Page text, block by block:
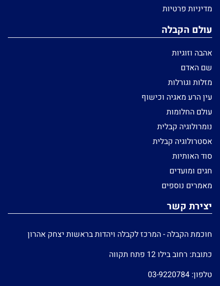
מדיניות פרטיות
עולם הקבלה
אהבה וזוגיות
שם האדם
מזלות וגורלות
עין הרע מאגיה וכישוף
עולם החלומות
נומרולוגיה קבלית
אסטרולוגיה קבלית
סוד האותיות
חגים ומועדים
מאמרים נוספים
יצירת קשר
חוכמת הקבלה - המרכז לקבלה ויהדות בראשות יצחק אהרון
כתובת: רחוב בילו 12 פתח תקווה
טלפון: 03-9220784